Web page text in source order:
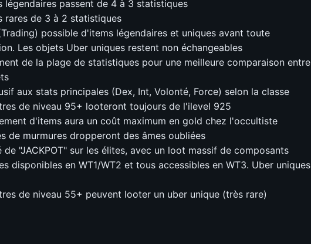
légendaires passent de 4 à 3 statistiques
rares de 3 à 2 statistiques
possible d'items légendaires et uniques avant toute
Les objets Uber uniques restent non échangeables
de la plage de statistiques pour une meilleure comparaison entre
aux stats principales (Dex, Int, Volonté, Force) selon la classe
de niveau 95+ looteront toujours de l'ilevel 925
d'items aura un coût maximum en gold chez l'occultiste
de murmures dropperont des âmes oubliées
de "JACKPOT" sur les élites, avec un loot massif de composants
disponibles en WT1/WT2 et tous accessibles en WT3. Uber uniques
de niveau 55+ peuvent looter un uber unique (très rare)